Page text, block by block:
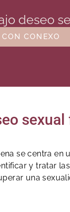
deseo
CONEXO
se centra
y tratar
una